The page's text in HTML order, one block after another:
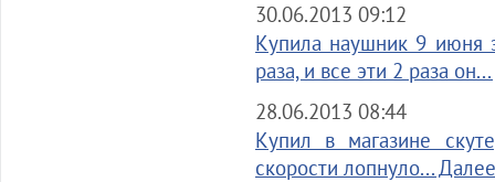
30.06.2013 09:12
Купила наушник 9 июня
раза, и все эти 2 раза
28.06.2013 08:44
Купил в магазине
скорости лопнуло... Далее